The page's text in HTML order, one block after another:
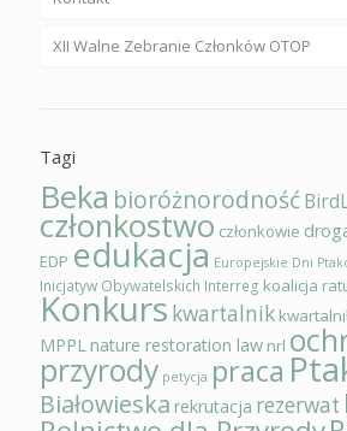
XII Walne Zebranie Członków OTOP
Tagi
Beka bioróżnorodność
członkostwo członkowie
EDP edukacja Europejskie Dni
Inicjatyw Obywatelskich Interreg koalicja
Konkurs kwartalnik
MPPLnature restoration law nrl
przyrody petycja praca
Białowieska rekrutacja rezerwat